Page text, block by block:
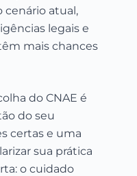
cenário atual,
legais e
mais chances
do CNAE é
do seu
certas e uma
sua prática
o cuidado